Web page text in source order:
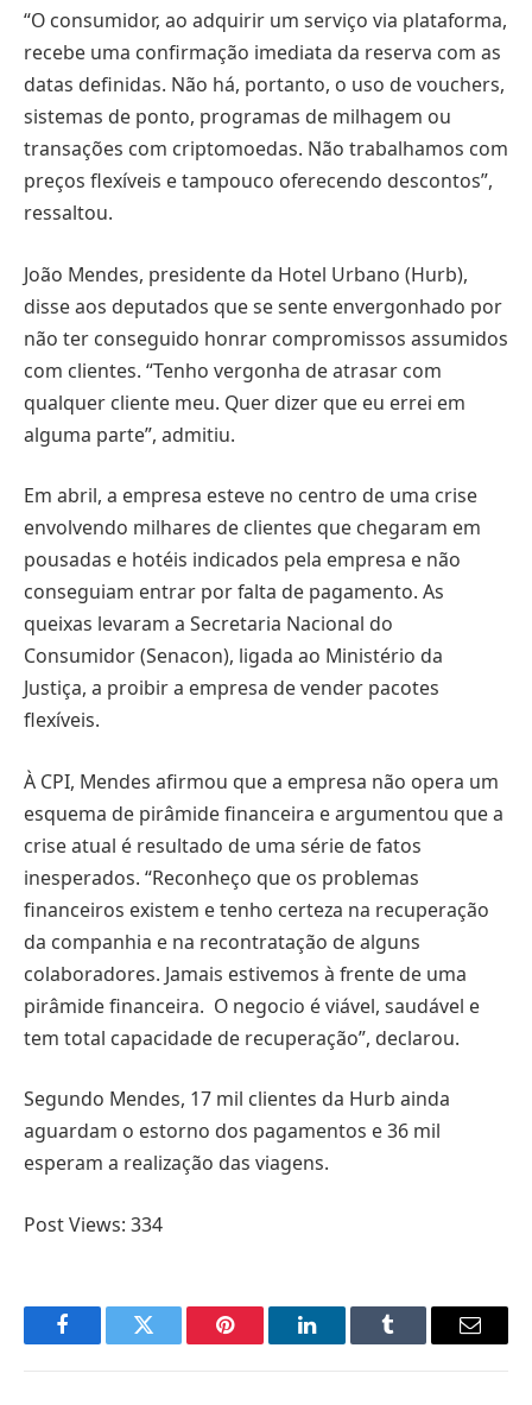
“O consumidor, ao adquirir um serviço via plataforma,
recebe uma confirmação imediata da reserva com as
datas definidas. Não há, portanto, o uso de vouchers,
sistemas de ponto, programas de milhagem ou
transações com criptomoedas. Não trabalhamos com
preços flexíveis e tampouco oferecendo descontos”,
ressaltou.
João Mendes, presidente da Hotel Urbano (Hurb),
disse aos deputados que se sente envergonhado por
não ter conseguido honrar compromissos assumidos
com clientes. “Tenho vergonha de atrasar com
qualquer cliente meu. Quer dizer que eu errei em
alguma parte”, admitiu.
Em abril, a empresa esteve no centro de uma crise
envolvendo milhares de clientes que chegaram em
pousadas e hotéis indicados pela empresa e não
conseguiam entrar por falta de pagamento. As
queixas levaram a Secretaria Nacional do
Consumidor (Senacon), ligada ao Ministério da
Justiça, a proibir a empresa de vender pacotes
flexíveis.
À CPI, Mendes afirmou que a empresa não opera um
esquema de pirâmide financeira e argumentou que a
crise atual é resultado de uma série de fatos
inesperados. “Reconheço que os problemas
financeiros existem e tenho certeza na recuperação
da companhia e na recontratação de alguns
colaboradores. Jamais estivemos à frente de uma
pirâmide financeira. O negocio é viável, saudável e
tem total capacidade de recuperação”, declarou.
Segundo Mendes, 17 mil clientes da Hurb ainda
aguardam o estorno dos pagamentos e 36 mil
esperam a realização das viagens.
Post Views: 334
FacebookTwitter Pinterest LinkedInTumblr Email